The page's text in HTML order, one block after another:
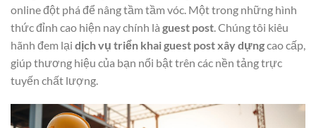
online đột phá để nâng tầm tầm vóc. Một trong những hình
thức đỉnh cao hiện nay chính là guest post. Chúng tôi kiêu
hãnh đem lại dịch vụ triển khai guest post xây dựngcao cấp,
giúp thương hiệu của bạn nổi bật trên các nền tảng trực
tuyến chất lượng.